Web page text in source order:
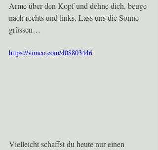
Arme über den Kopf und dehne dich, beuge
nach rechts und links. Lass uns die Sonne
grüssen…
https://vimeo.com/408803446
Vielleicht schaffst du heute nur einen